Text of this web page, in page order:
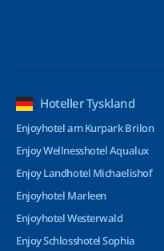
Hoteller Tyskland
Enjoyhotel am Kurpark Brilon
Enjoy Wellnesshotel Aqualux
Enjoy Landhotel Michaelishof
Enjoyhotel Marleen
Enjoyhotel Westerwald
Enjoy Schlosshotel Sophia